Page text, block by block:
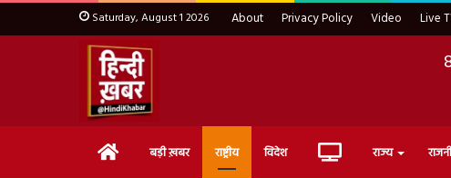
Saturday, August 1 2026 About Privacy Policy Video Live
Home बड़ी ख़बर राष्ट्रीय विदेश Live राज्य